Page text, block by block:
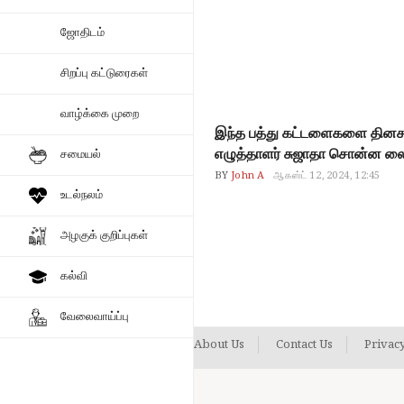
ஜோதிடம்
சிறப்பு கட்டுரைகள்
வாழ்க்கை முறை
சமையல்
உடல்நலம்
அழகுக் குறிப்புகள்
கல்வி
வேலைவாய்ப்பு
இந்த பத்து கட்டளைகளை
எழுத்தாளர் சுஜாதா சொன்ன
BY John A ஆகஸ்ட் 12, 2024, 12:45
About Us Contact Us